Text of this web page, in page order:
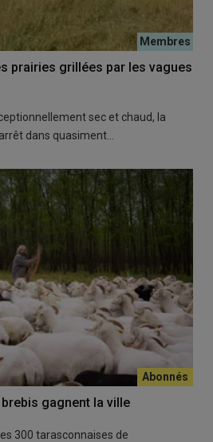
prairies grillées par les vagues
sec et chaud, la
dans quasiment…
gagnent la ville
300 tarasconnaises de